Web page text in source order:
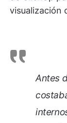
visualización
Antes